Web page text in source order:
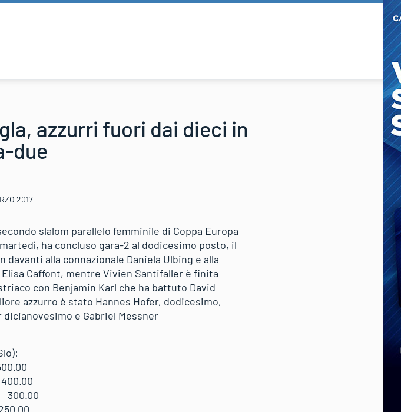
azzurri fuori dai dieci in
due
2017
slalom parallelo femminile di Coppa Europa
ha concluso gara-2 al dodicesimo posto, il
davanti alla connazionale Daniela Ulbing e alla
Caffont, mentre Vivien Santifaller è finita
con Benjamin Karl che ha battuto David
azzurro è stato Hannes Hofer, dodicesimo,
e Gabriel Messner